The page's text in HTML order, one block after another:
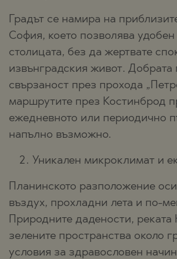
Градът се намира на
София, което позволява
столицата, без да жертвате
извънградския живот. Добрата
свързаност през прохода
маршрутите през Костинброд
ежедневното или периодично
напълно възможно.
Уникален микроклимат и
Планинското разположение
въздух, прохладни лета и по-
Природните дадености,
зелените пространства около
условия за здравословен